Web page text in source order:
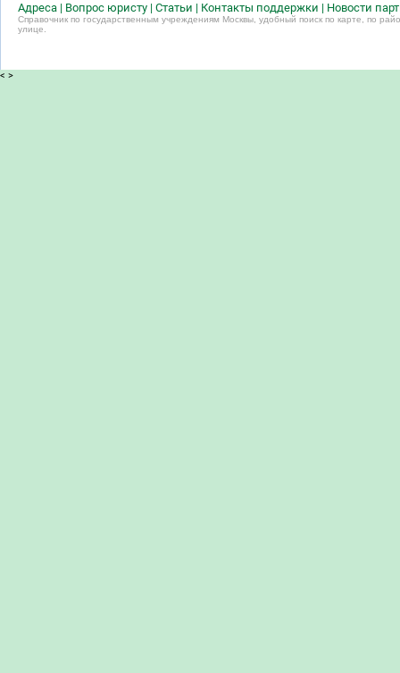
Адреса | Вопрос юристу | Статьи | Контакты поддержки | Новости
Справочник по государственным учреждениям Москвы, удобный поиск по карте, по
улице.
< >